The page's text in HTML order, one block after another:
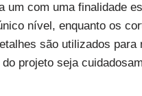
com uma finalidade
nível, enquanto os
são utilizados
projeto seja